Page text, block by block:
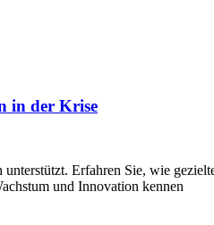
in der Krise
Erfahren Sie, wie
und Innovation kennen